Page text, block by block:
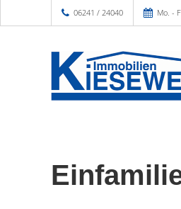
06241 / 24040 Mo. -